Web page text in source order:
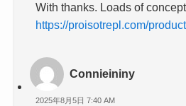
With thanks. Loads of
https://proisotrepl.com/
Connieininy
2025年8月5日 7:40 AM